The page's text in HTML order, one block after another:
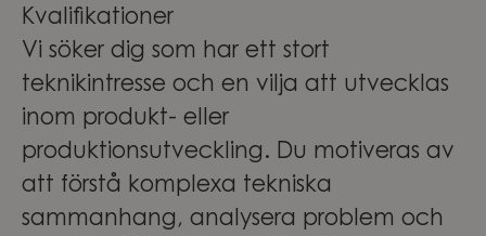
Kvalifikationer
Vi söker dig som har ett stort
teknikintresse och en vilja att utvecklas
inom produkt- eller
produktionsutveckling. Du motiveras av
att förstå komplexa tekniska
sammanhang, analysera problem och